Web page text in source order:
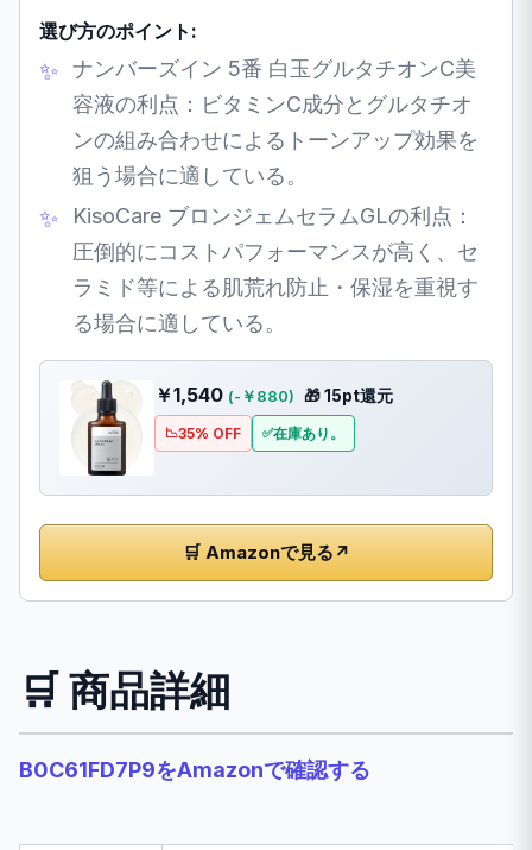
選び方のポイント:
ナンバーズイン 5番 白玉グルタチオンC美
容液の利点：ビタミンC成分とグルタチオ
ンの組み合わせによるトーンアップ効果を
狙う場合に適している。
KisoCare ブロンジェムセラムGLの利点：
圧倒的にコストパフォーマンスが高く、セ
ラミド等による肌荒れ防止・保湿を重視す
る場合に適している。
￥1,540 (-￥880) 🎁 15pt還元
35% OFF 在庫あり。
🛒 Amazonで見る ↗
🛒 商品詳細
B0C61FD7P9をAmazonで確認する